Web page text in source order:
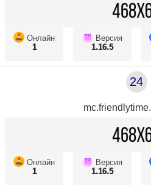
Онлайн
1
Версия
1.16.5
24
Онлайн
1
Версия
1.16.5